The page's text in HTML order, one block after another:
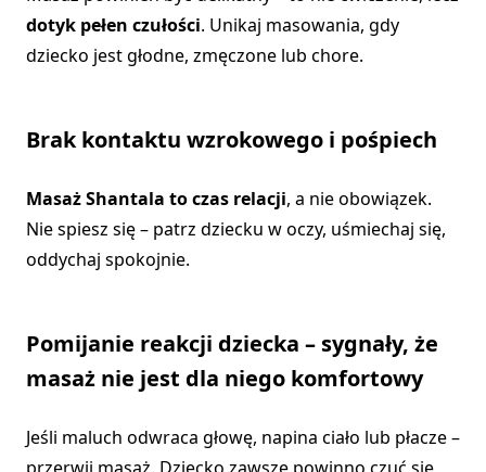
dotyk pełen czułości. Unikaj masowania, gdy
dziecko jest głodne, zmęczone lub chore.
Brak kontaktu wzrokowego i pośpiech
Masaż Shantala to czas relacji, a nie obowiązek.
Nie spiesz się – patrz dziecku w oczy, uśmiechaj się,
oddychaj spokojnie.
Pomijanie reakcji dziecka – sygnały, że
masaż nie jest dla niego komfortowy
Jeśli maluch odwraca głowę, napina ciało lub płacze –